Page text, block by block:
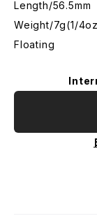
Length/56.5mm
Weight/7g(1/
Floating